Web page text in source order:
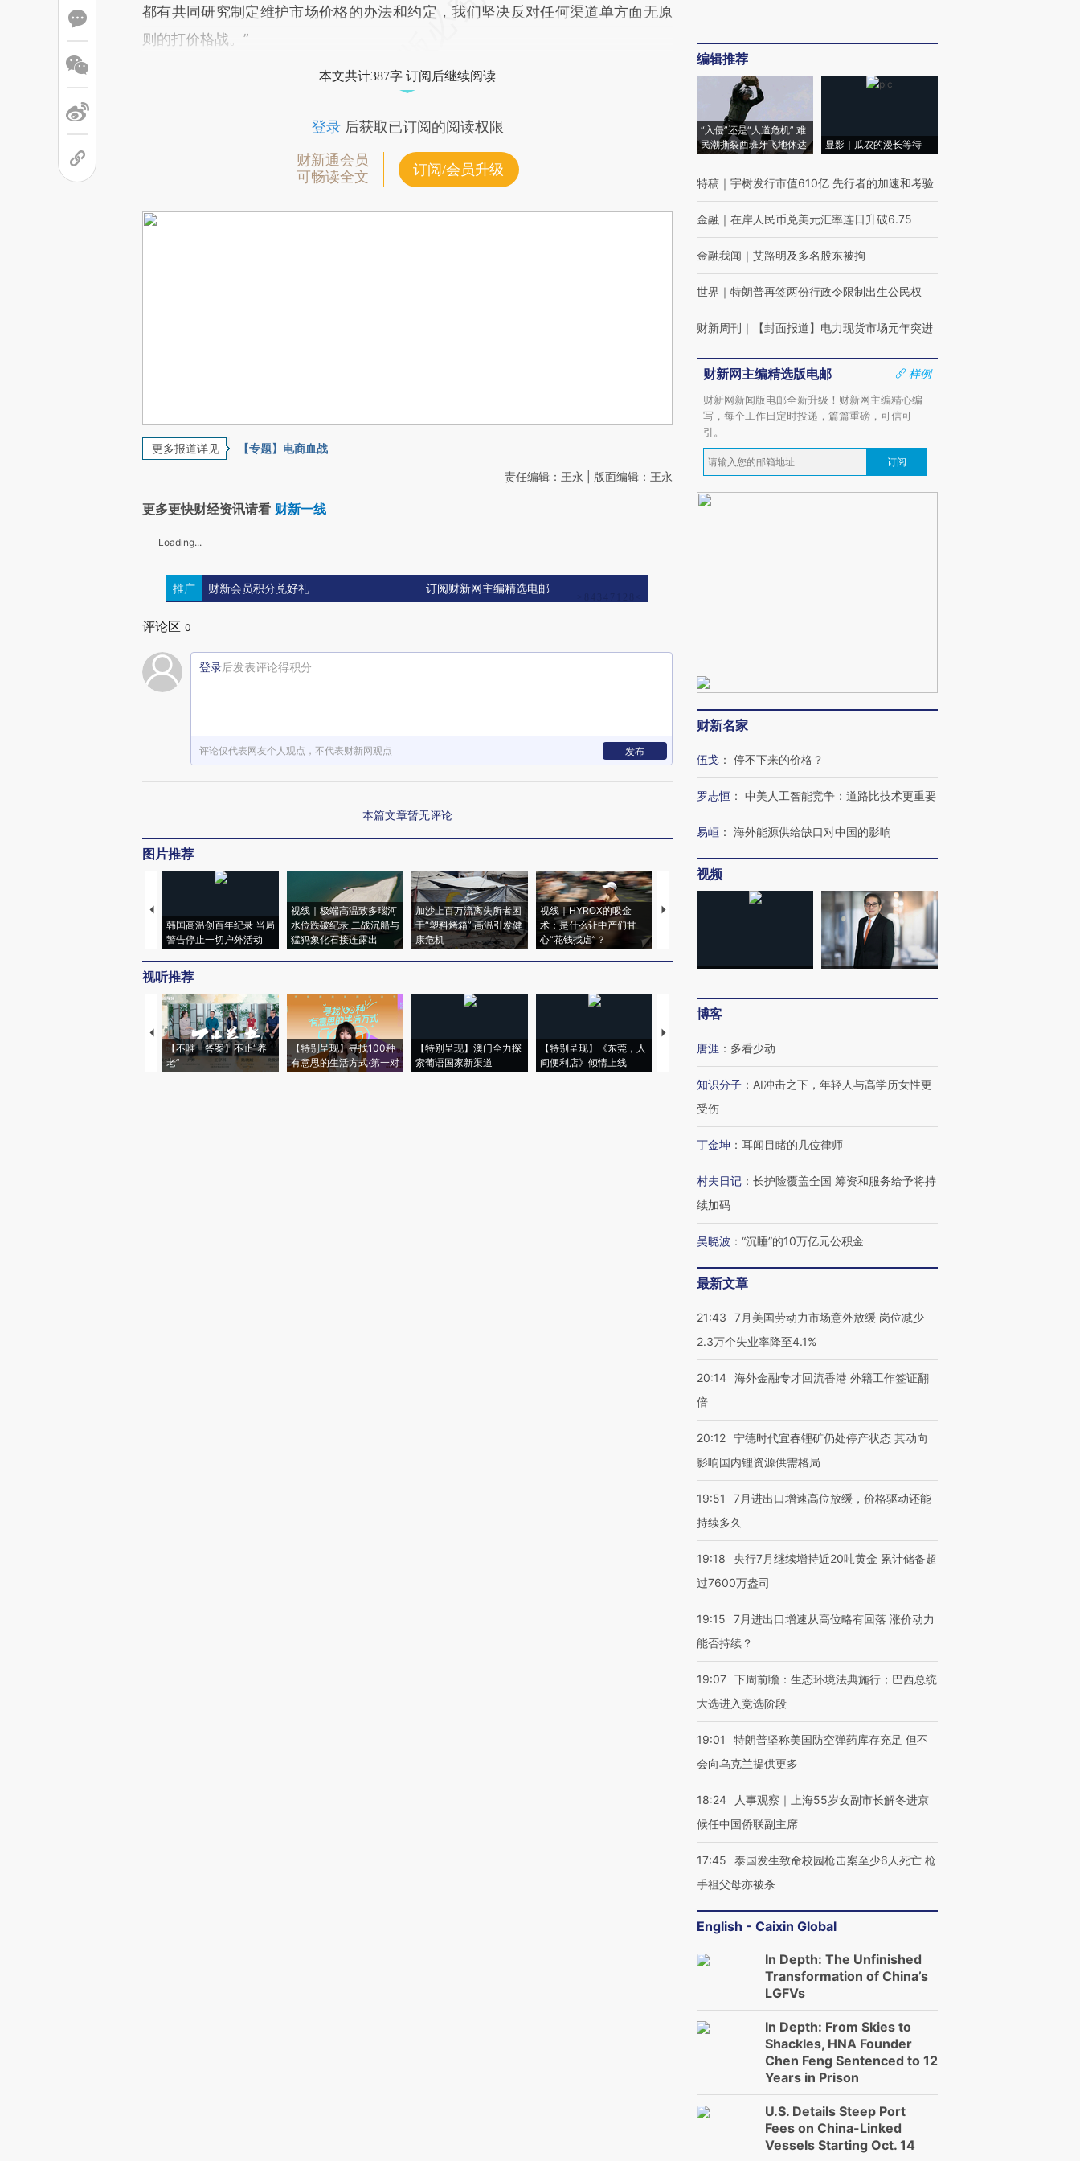
都有共同研究制定维护市场价格的办法和约定，我们坚决反对任何渠道单方面无原
则的打价格战。”
本文共计387字 订阅后继续阅读
登录后获取已订阅的阅读权限
财新通会员
可畅读全文
订阅/会员升级
更多报道详见 【专题】电商血战
责任编辑：王永 | 版面编辑：王永
更多更快财经资讯请看 财新一线
Loading...
推广 财新会员积分兑好礼 订阅财新网主编精选电邮
评论区 0
登录后发表评论得积分
评论仅代表网友个人观点，不代表财新网观点 发布
本篇文章暂无评论
图片推荐
韩国高温创百年纪录 当局
警告停止一切户外活动
视线｜极端高温致多瑙河
水位跌破纪录 二战沉船与
猛犸象化石接连露出
加沙上百万流离失所者困
于“塑料烤箱” 高温引发健
康危机
视线｜HYROX的吸金
术：是什么让中产们甘
心“花钱找虐”？
马航飞行员跨国走私7万
视线｜被称为“蟑螂”的印
度Z世代 用街头抗争将教
育部长拱下台
视线｜“入侵”还是“人道危
飞地休达
视听推荐
【不唯一答案】不止“养
老”
【特别呈现】寻找100种
有意思的生活方式·第一对
【特别呈现】澳门全力探
索葡语国家新渠道
【特别呈现】《东莞，人
间便利店》倾情上线
【推广】走进第四届链博
会，让数智科技“链”接产
编辑推荐
“入侵”还是“人道危机” 难
民潮撕裂西班牙飞地休达
显影｜瓜农的漫长等待
特稿 ｜ 宇树发行市值610亿 先行者的加速和考验
金融 ｜ 在岸人民币兑美元汇率连日升破6.75
金融我闻 ｜ 艾路明及多名股东被拘
世界 ｜ 特朗普再签两份行政令限制出生公民权
财新周刊 ｜ 【封面报道】电力现货市场元年突进
财新网主编精选版电邮
样例
财新网新闻版电邮全新升级！财新网主编精心编
写，每个工作日定时投递，篇篇重磅，可信可
引。
订阅
财新名家
伍戈 ： 停不下来的价格？
罗志恒 ： 中美人工智能竞争：道路比技术更重要
易峘 ： 海外能源供给缺口对中国的影响
视频
博客
唐涯 ： 多看少动
知识分子 ： AI冲击之下，年轻人与高学历女性更
受伤
丁金坤 ： 耳闻目睹的几位律师
村夫日记 ： 长护险覆盖全国 筹资和服务给予将持
续加码
吴晓波 ： “沉睡”的10万亿元公积金
最新文章
21:43
7月美国劳动力市场意外放缓 岗位减少
2.3万个失业率降至4.1%
20:14 海外金融专才回流香港 外籍工作签证翻
倍
20:12 宁德时代宜春锂矿仍处停产状态 其动向
影响国内锂资源供需格局
19:51
7月进出口增速高位放缓，价格驱动还能
持续多久
19:18
央行7月继续增持近20吨黄金 累计储备超
过7600万盎司
19:15
7月进出口增速从高位略有回落 涨价动力
能否持续？
19:07 下周前瞻：生态环境法典施行；巴西总统
大选进入竞选阶段
19:01
特朗普坚称美国防空弹药库存充足 但不
会向乌克兰提供更多
18:24
人事观察｜上海55岁女副市长解冬进京
候任中国侨联副主席
17:45
泰国发生致命校园枪击案至少6人死亡 枪
手祖父母亦被杀
English - Caixin Global
In Depth: The Unfinished
Transformation of China’s
LGFVs
In Depth: From Skies to
Shackles, HNA Founder
Chen Feng Sentenced to 12
Years in Prison
U.S. Details Steep Port
Fees on China-Linked
Vessels Starting Oct. 14